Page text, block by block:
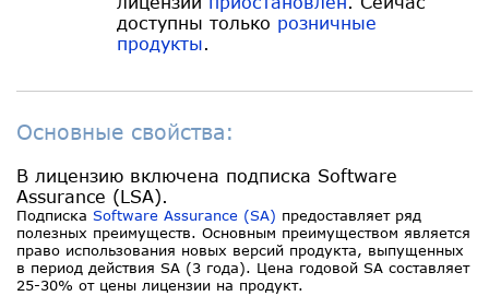
доступны только розничные
продукты.
Основные свойства:
В лицензию включена подписка Software
Assurance (LSA).
Подписка Software Assurance (SA) предоставляет ряд
полезных преимуществ. Основным преимуществом является
право использования новых версий продукта, выпущенных
в период действия SA (3 года). Цена годовой SA составляет
25-30% от цены лицензии на продукт.